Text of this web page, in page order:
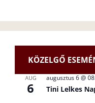
KÖZELGŐ
AUG
6
augusztus 6 @
Tini Lelkes